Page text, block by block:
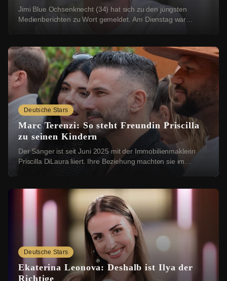
Jimi Blue Ochsenknecht (34) hat sich zu den jüngsten
Medienberichten zu Wort gemeldet. Am Dienstag war
Deutsche Stars
Marc Terenzi: So steht Freundin Priscilla
zu seinen Kindern
Der Sänger ist seit Juni 2025 mit der Immobilienmaklerin
Priscilla DiLaura liiert. Ihre Beziehung machten sie im
Deutsche Stars
Ekaterina Leonova: Deshalb ist Ilya der
Richtige